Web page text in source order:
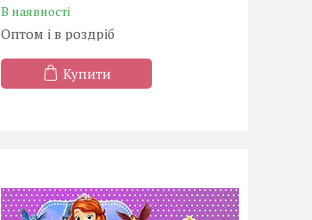
В наявності
Оптом і в роздріб
Купити